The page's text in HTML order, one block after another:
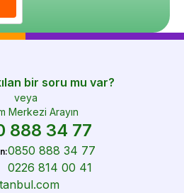
bir soru mu var?
veya
Merkezi Arayın
888 34 77
:0850 888 34 77
0226 814 00 41